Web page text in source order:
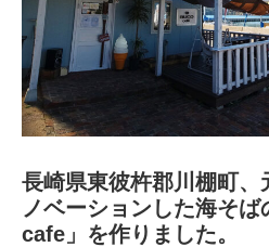
長崎県東彼杵郡川棚町、
ノベーションした海そ
cafe」を作りました。